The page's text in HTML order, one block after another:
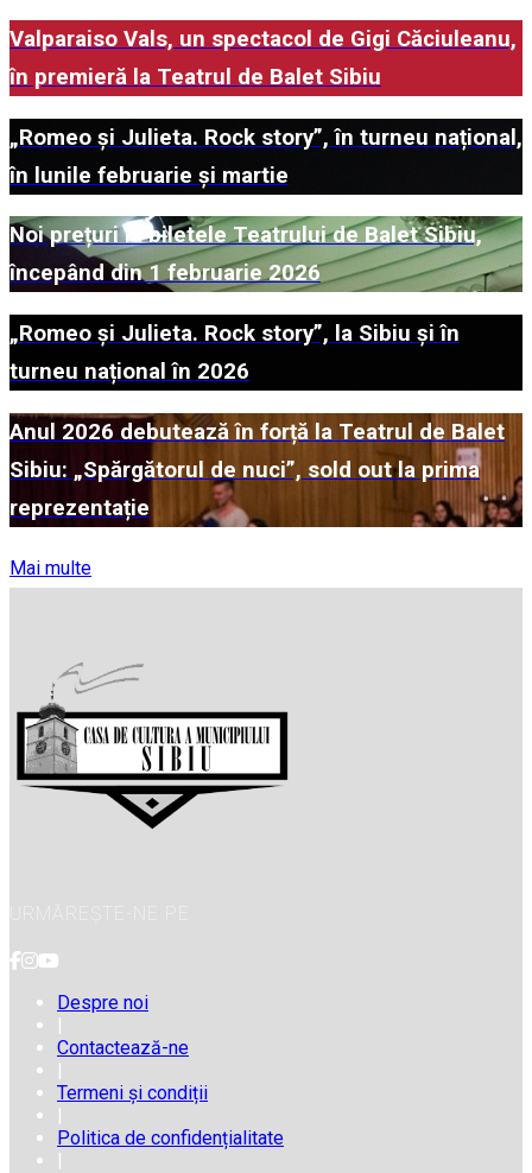
Valparaiso Vals, un spectacol de Gigi Căciuleanu,
în premieră la Teatrul de Balet Sibiu
„Romeo și Julieta. Rock story”, în turneu național,
în lunile februarie și martie
Noi prețuri la biletele Teatrului de Balet Sibiu,
începând din 1 februarie 2026
„Romeo și Julieta. Rock story”, la Sibiu și în
turneu național în 2026
Anul 2026 debutează în forță la Teatrul de Balet
Sibiu: „Spărgătorul de nuci”, sold out la prima
reprezentație
Mai multe
URMĂREȘTE-NE PE
Despre noi
Contactează-ne
Termeni și condiții
Politica de confidențialitate